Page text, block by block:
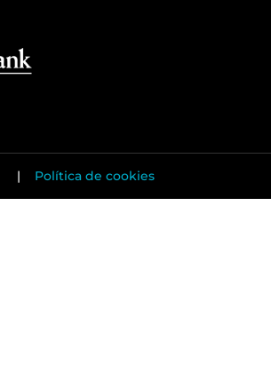
| Política de cookies